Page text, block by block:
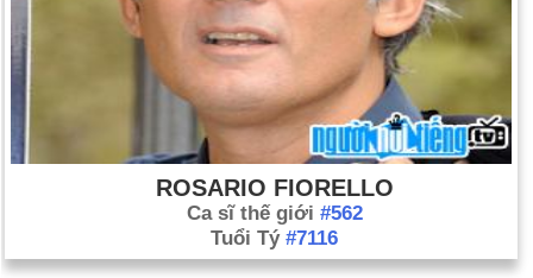
ROSARIO FIORELLO
Ca sĩ thế giới #562
Tuổi Tý #7116